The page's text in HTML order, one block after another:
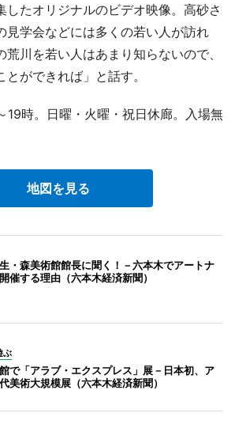
したオリジナルのビデオ映像。高砂さ
見学会などには多くの若い人が訪れ
荒川を若い人はあまり知らないので、
ができれば」と話す。
時。日曜・火曜・祝日休廊。入場無
地図を見る
・森美術館館長に聞く！－六本木でアートナ
催する理由（六本木経済新聞）
ぶ
で「アラブ・エクスプレス」展－日本初、ア
美術大規模展（六本木経済新聞）